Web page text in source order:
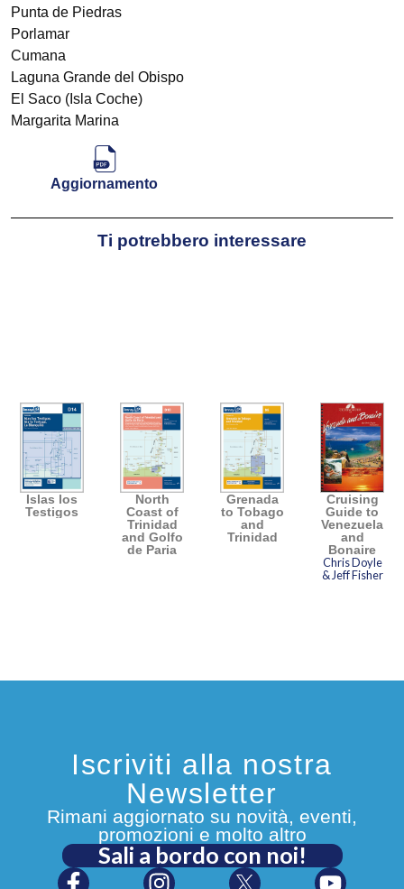
Punta de Piedras
Porlamar
Cumana
Laguna Grande del Obispo
El Saco (Isla Coche)
Margarita Marina
Aggiornamento
Ti potrebbero interessare
Islas los
Testigos
North
Coast of
Trinidad
and Golfo
de Paria
Grenada
to Tobago
and
Trinidad
Cruising
Guide to
Venezuela
and
Bonaire
Chris Doyle
& Jeff Fisher
Iscriviti alla nostra
Newsletter
Rimani aggiornato su novità, eventi,
promozioni e molto altro
Sali a bordo con noi!